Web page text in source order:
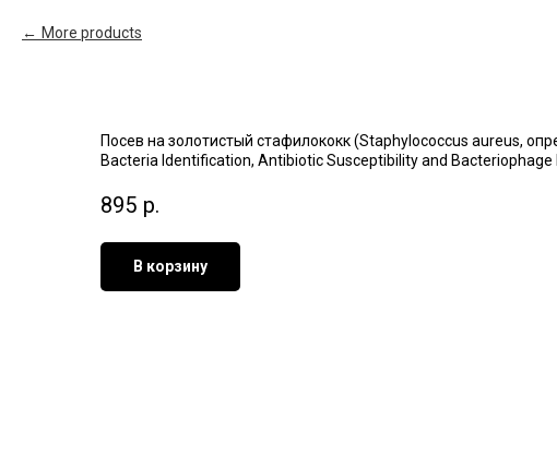
More products
Посев на золотистый стафилококк (Staphylococcus aureus,
Bacteria Identification, Antibiotic Susceptibility and Bacteriophage
895 р.
В корзину